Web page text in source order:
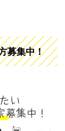
募集中！